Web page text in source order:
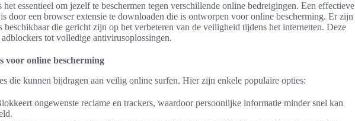
essentieel om jezelf te beschermen tegen verschillende online bedreigingen. Een effectieve
door een browser extensie te downloaden die is ontworpen voor online bescherming. Er zijn
beschikbaar die gericht zijn op het verbeteren van de veiligheid tijdens het internetten. Deze
tot volledige antivirusoplossingen.
voor online bescherming
die kunnen bijdragen aan veilig online surfen. Hier zijn enkele populaire opties:
ongewenste reclame en trackers, waardoor persoonlijke informatie minder snel kan